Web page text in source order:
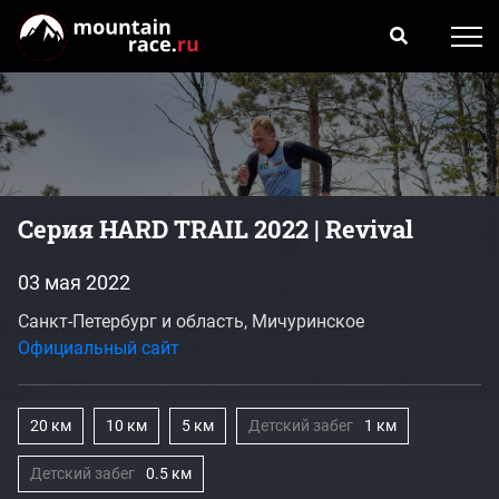
Серия HARD TRAIL 2022 | Revival
03 мая 2022
Санкт-Петербург и область, Мичуринское
Официальный сайт
20 км 10 км 5 км Детский забег 1 км
Детский забег 0.5 км